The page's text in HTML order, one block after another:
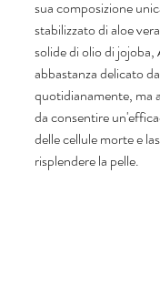
sua composizione
stabilizzato di aloe
solide di olio di jojoba,
abbastanza delicato
quotidianamente, ma
da consentire
delle cellule morte e
risplendere la pelle.